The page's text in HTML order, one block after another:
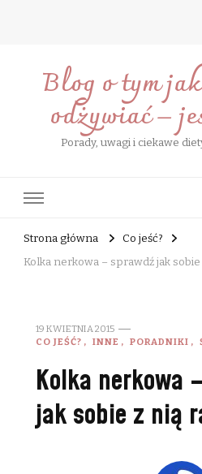
Blog o tym
odżywiać –
Porady, uwagi i ciekawe
Strona główna
Co jeść?
Kolka nerkowa – sprawdź jak
19 KWIETNIA 2015
CO JEŚĆ?
INNE PORADNIKI
Kolka nerkowa
jak sobie z nią